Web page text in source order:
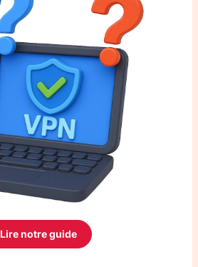
Lire notre guide